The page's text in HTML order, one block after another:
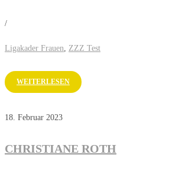
/
Ligakader Frauen, ZZZ Test
WEITERLESEN
18. Februar 2023
CHRISTIANE ROTH